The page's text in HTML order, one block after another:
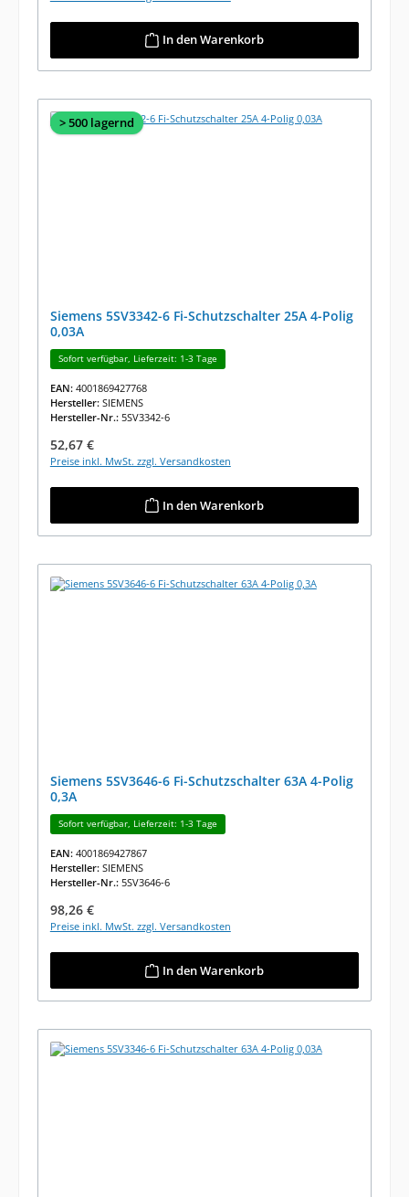
In den Warenkorb
> 500 lagernd
Siemens 5SV3342-6 Fi-Schutzschalter 25A 4-Polig
0,03A
Sofort verfügbar, Lieferzeit: 1-3 Tage
EAN: 4001869427768
Hersteller: SIEMENS
Hersteller-Nr.: 5SV3342-6
Regulärer Preis:
52,67 €
Preise inkl. MwSt. zzgl. Versandkosten
In den Warenkorb
Siemens 5SV3646-6 Fi-Schutzschalter 63A 4-Polig
0,3A
Sofort verfügbar, Lieferzeit: 1-3 Tage
EAN: 4001869427867
Hersteller: SIEMENS
Hersteller-Nr.: 5SV3646-6
Regulärer Preis:
98,26 €
Preise inkl. MwSt. zzgl. Versandkosten
In den Warenkorb